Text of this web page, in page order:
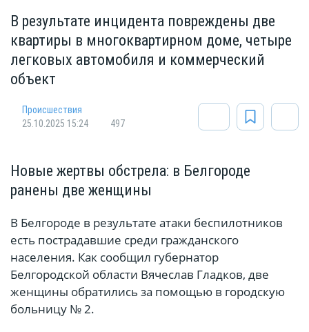
В результате инцидента повреждены две
квартиры в многоквартирном доме, четыре
легковых автомобиля и коммерческий
объект
Происшествия
25.10.2025 15:24
497
Новые жертвы обстрела: в Белгороде
ранены две женщины
В Белгороде в результате атаки беспилотников
есть пострадавшие среди гражданского
населения. Как сообщил губернатор
Белгородской области Вячеслав Гладков, две
женщины обратились за помощью в городскую
больницу № 2.